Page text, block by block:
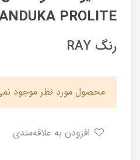
PROLITE
رنگ RAY
محصول مورد نظر موجود